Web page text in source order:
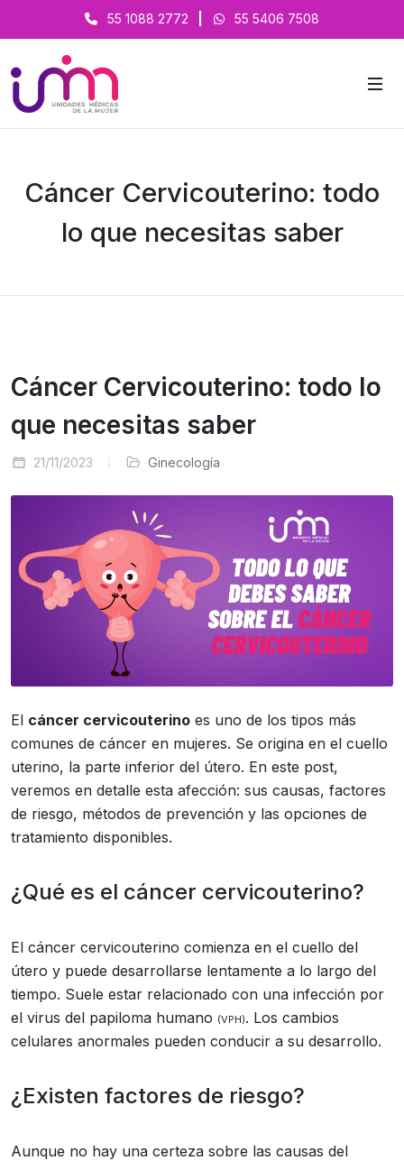
55 1088 2772 55 5406 7508
Cáncer Cervicouterino: todo
lo que necesitas saber
Cáncer Cervicouterino: todo lo
que necesitas saber
21/11/2023 Ginecología
El cáncer cervicouterino es uno de los tipos más
comunes de cáncer en mujeres. Se origina en el cuello
uterino, la parte inferior del útero. En este post,
veremos en detalle esta afección: sus causas, factores
de riesgo, métodos de prevención y las opciones de
tratamiento disponibles.
¿Qué es el cáncer cervicouterino?
El cáncer cervicouterino comienza en el cuello del
útero y puede desarrollarse lentamente a lo largo del
tiempo. Suele estar relacionado con una infección por
el virus del papiloma humano (VPH). Los cambios
celulares anormales pueden conducir a su desarrollo.
¿Existen factores de riesgo?
Aunque no hay una certeza sobre las causas del